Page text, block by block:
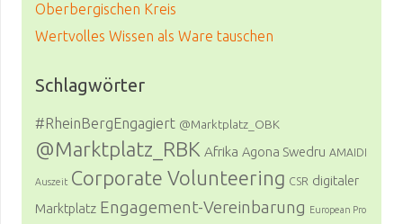
Oberbergischen Kreis
Wertvolles Wissen als Ware tauschen
Schlagwörter
#RheinBergEngagiert @Marktplatz_OBK
@Marktplatz_RBK Afrika Agona Swedru AMAIDI
Auszeit Corporate Volunteering CSR digitaler
Marktplatz Engagement-Vereinbarung European Pro